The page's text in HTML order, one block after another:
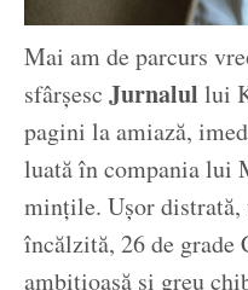
Mai am de parcurs
sfârșesc Jurnalul lui
pagini la amiază,
luată în compania lui
mințile. Ușor
încălzită, 26 de grade
ambițioasă și greu